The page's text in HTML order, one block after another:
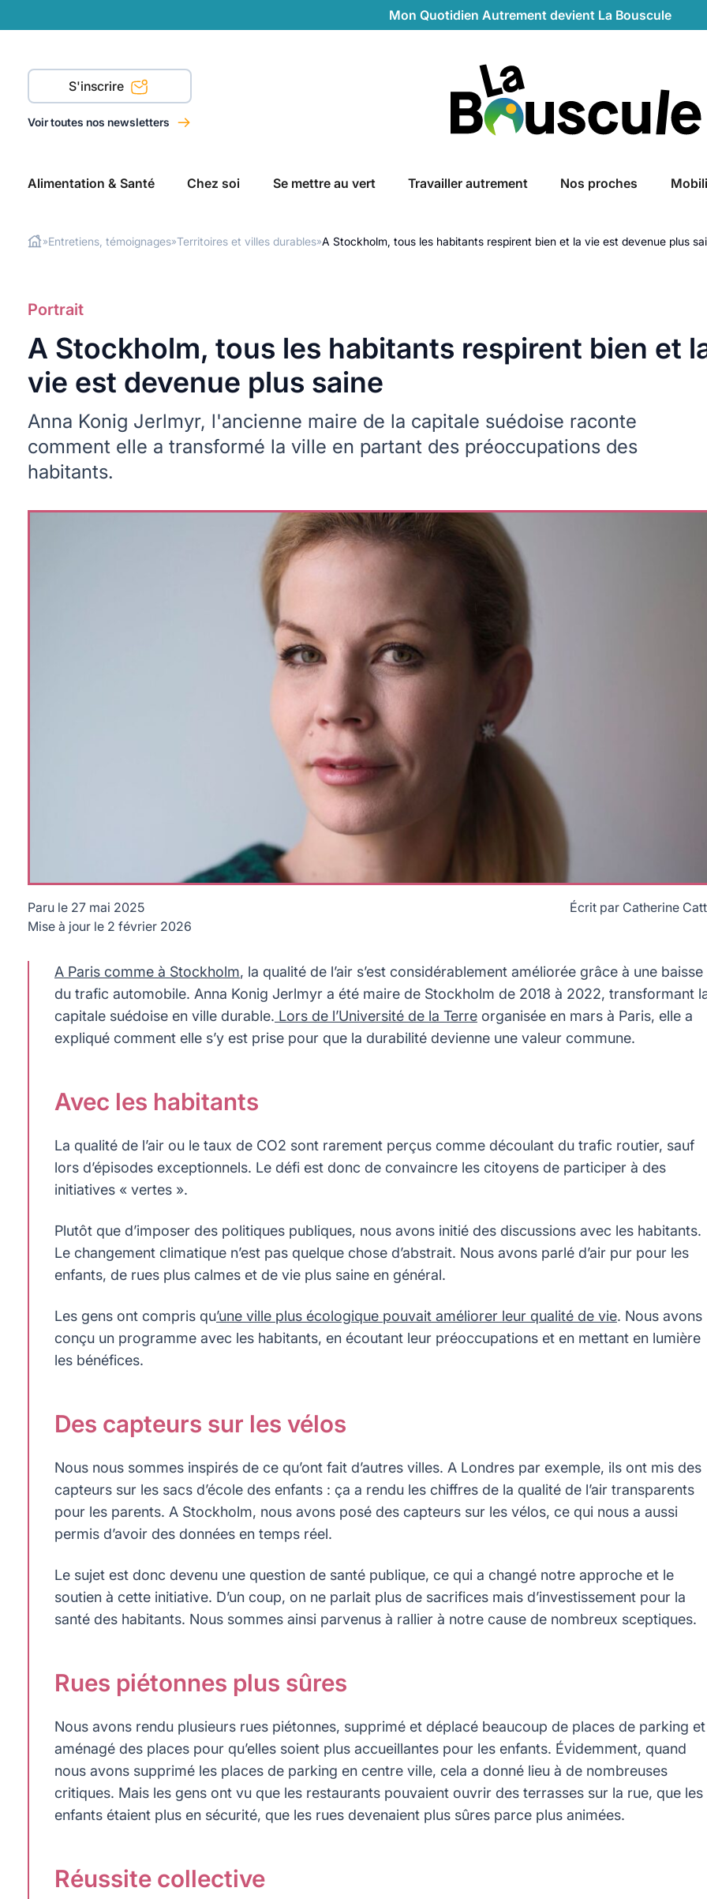
Mon Quotidien Autrement devient La Bouscule
S'inscrire
Voir toutes nos newsletters
Alimentation & Santé
Chez soi Se mettre au vert Travailler autrement Nos proches
»Entretiens, témoignages»Territoires et villes durables»A Stockholm, tous les habitants respirent bien et la vie est devenue plus
Portrait
A Stockholm, tous les habitants respirent bien et
vie est devenue plus saine
Anna Konig Jerlmyr, l'ancienne maire de la capitale suédoise raconte
comment elle a transformé la ville en partant des préoccupations des
habitants.
Paru le 27 mai 2025
Mise à jour le 2 février 2026
Écrit par Catherine
A Paris comme à Stockholm, la qualité de l’air s’est considérablement améliorée grâce à une baisse
du trafic automobile. Anna Konig Jerlmyr a été maire de Stockholm de 2018 à 2022, transformant
capitale suédoise en ville durable. Lors de l’Université de la Terre organisée en mars à Paris, elle a
expliqué comment elle s’y est prise pour que la durabilité devienne une valeur commune.
Avec les habitants
La qualité de l’air ou le taux de CO2 sont rarement perçus comme découlant du trafic routier, sauf
lors d’épisodes exceptionnels. Le défi est donc de convaincre les citoyens de participer à des
initiatives « vertes ».
Plutôt que d’imposer des politiques publiques, nous avons initié des discussions avec les habitants.
Le changement climatique n’est pas quelque chose d’abstrait. Nous avons parlé d’air pur pour les
enfants, de rues plus calmes et de vie plus saine en général.
Les gens ont compris qu’une ville plus écologique pouvait améliorer leur qualité de vie. Nous avons
conçu un programme avec les habitants, en écoutant leur préoccupations et en mettant en lumière
les bénéfices.
Des capteurs sur les vélos
Nous nous sommes inspirés de ce qu’ont fait d’autres villes. A Londres par exemple, ils ont mis des
capteurs sur les sacs d’école des enfants : ça a rendu les chiffres de la qualité de l’air transparents
pour les parents. A Stockholm, nous avons posé des capteurs sur les vélos, ce qui nous a aussi
permis d’avoir des données en temps réel.
Le sujet est donc devenu une question de santé publique, ce qui a changé notre approche et le
soutien à cette initiative. D’un coup, on ne parlait plus de sacrifices mais d’investissement pour la
santé des habitants. Nous sommes ainsi parvenus à rallier à notre cause de nombreux sceptiques.
Rues piétonnes plus sûres
Nous avons rendu plusieurs rues piétonnes, supprimé et déplacé beaucoup de places de parking et
aménagé des places pour qu’elles soient plus accueillantes pour les enfants. Évidemment, quand
nous avons supprimé les places de parking en centre ville, cela a donné lieu à de nombreuses
critiques. Mais les gens ont vu que les restaurants pouvaient ouvrir des terrasses sur la rue, que les
enfants étaient plus en sécurité, que les rues devenaient plus sûres parce plus animées.
Réussite collective